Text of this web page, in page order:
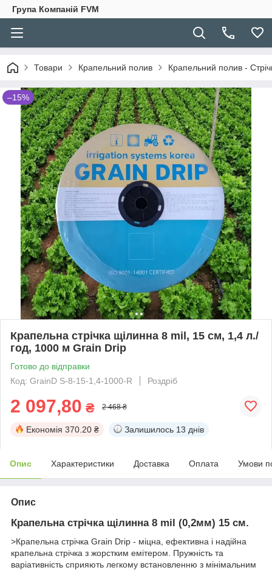
Група Компаній FVM
Товари Крапельний полив Крапельний полив -
–15%
Крапельна стрічка щілинна 8 mil, 15 см, 1,4 л./
год, 1000 м Grain Drip
Готово до відправки
Код: GrainD S-8-15-1,4-1000-R
Роздріб
2 097,80 ₴ 2 468 ₴
Економія 370.20 ₴ Залишилось 13 днів
Опис Характеристики Доставка Оплата Умови
Опис
Крапельна стрічка щілинна 8 mil (0,2мм) 15 см.
>Крапельна стрічка Grain Drip - міцна, ефективна і надійна
крапельна стрічка з жорстким емітером. Пружність та
варіативність сприяють легкому встановленню з мінімальним